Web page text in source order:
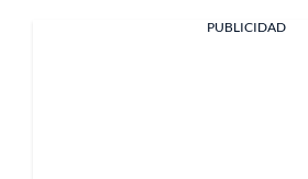
PUBLICIDAD